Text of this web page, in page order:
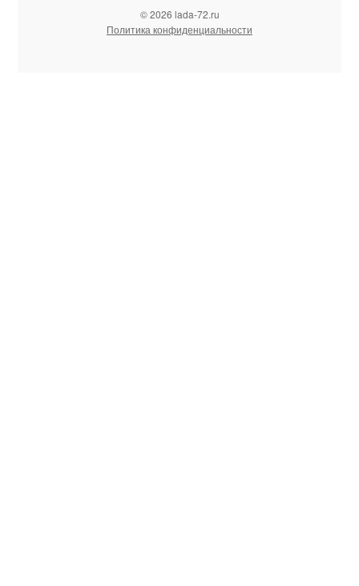
© 2026 lada-72.ru
Политика конфиденциальности